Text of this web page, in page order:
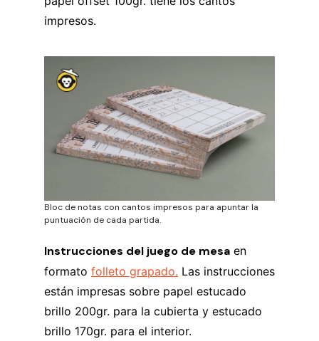
impresos.
Bloc de notas con cantos impresos para apuntar la
puntuación de cada partida.
Instrucciones del juego de mesa en
formato folleto grapado. Las instrucciones
están impresas sobre papel estucado
brillo 200gr. para la cubierta y estucado
brillo 170gr. para el interior.